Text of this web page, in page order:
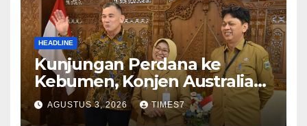
HEADLINE
Kunjungan Perdana ke
Kebumen, Konjen Australia
Jajaki Kerja Sama Pariwisata
hingga Pendidikan
AGUSTUS 3, 2026 TIMES7